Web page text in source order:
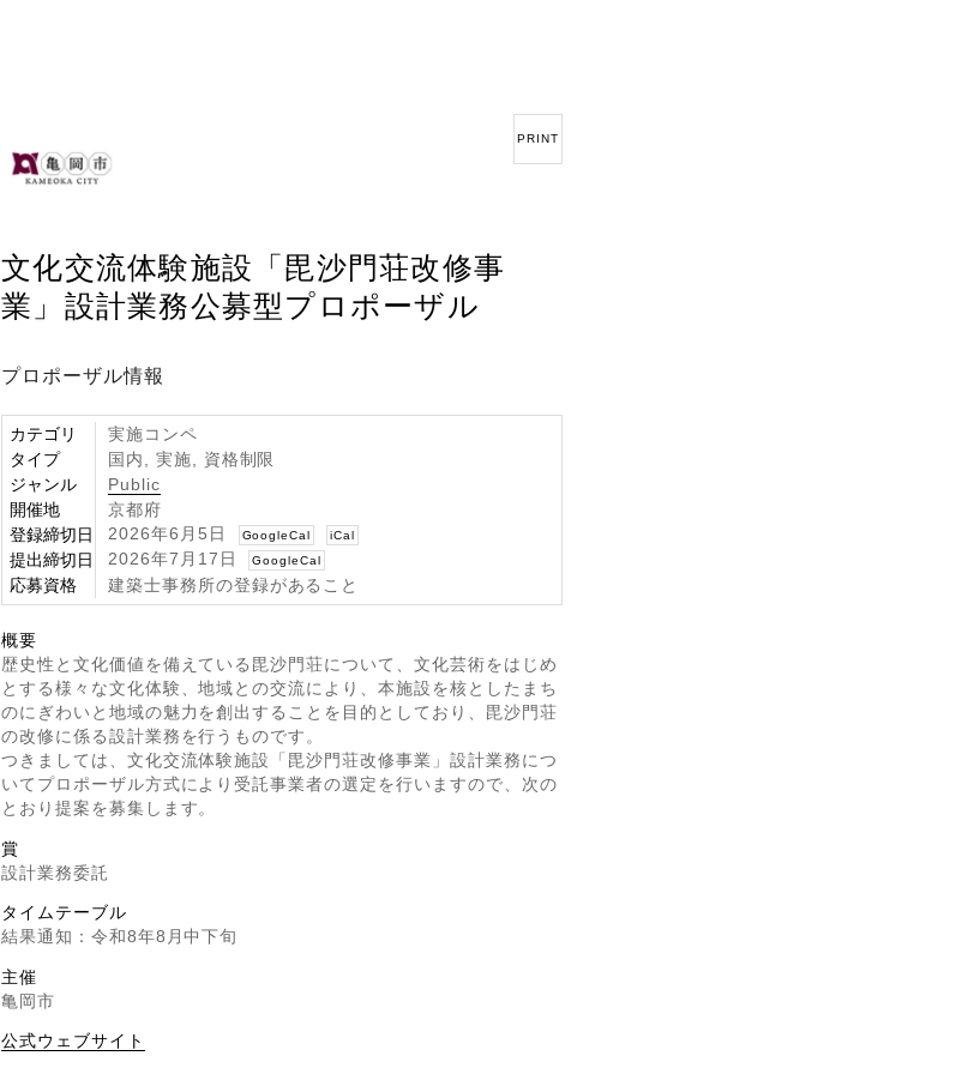
PRINT
文化交流体験施設「毘沙門荘改修事
業」設計業務公募型プロポーザル
プロポーザル情報
カテゴリ
実施コンペ
タイプ
国内, 実施, 資格制限
ジャンル
Public
開催地
京都府
登録締切日
2026年6月5日 GoogleCal iCal
提出締切日 2026年7月17日 GoogleCal
応募資格 建築士事務所の登録があること
概要
歴史性と文化価値を備えている毘沙門荘について、文化芸術をはじめ
とする様々な文化体験、地域との交流により、本施設を核としたまち
のにぎわいと地域の魅力を創出することを目的としており、毘沙門荘
の改修に係る設計業務を行うものです。
つきましては、文化交流体験施設「毘沙門荘改修事業」設計業務につ
いてプロポーザル方式により受託事業者の選定を行いますので、次の
とおり提案を募集します。
賞
設計業務委託
タイムテーブル
結果通知：令和8年8月中下旬
主催
亀岡市
公式ウェブサイト